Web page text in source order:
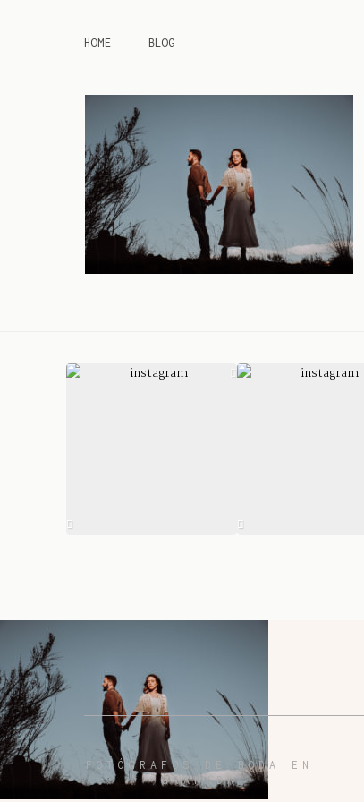
HOME BLOG
FOTÓGRAFOS DE BODA EN
GRANADA